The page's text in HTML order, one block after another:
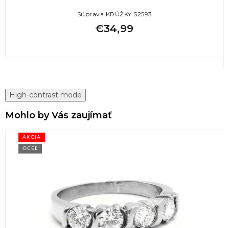
Súprava KRÚŽKY S2593
€34,99
High-contrast mode
Mohlo by Vás zaujímať
AKCIA
OCEĽ